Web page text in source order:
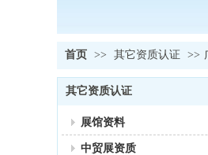
首页 >> 其它资质认证 >>
其它资质认证
展馆资料
中贸展资质